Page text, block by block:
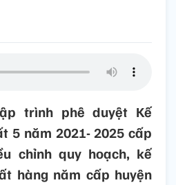
trình phê duyệt Kế
5 năm 2021- 2025 cấp
chỉnh quy hoạch, kế
hàng năm cấp huyện